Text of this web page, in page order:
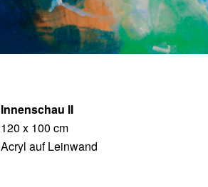
Innenschau II
120 x 100 cm
Acryl auf Leinwand